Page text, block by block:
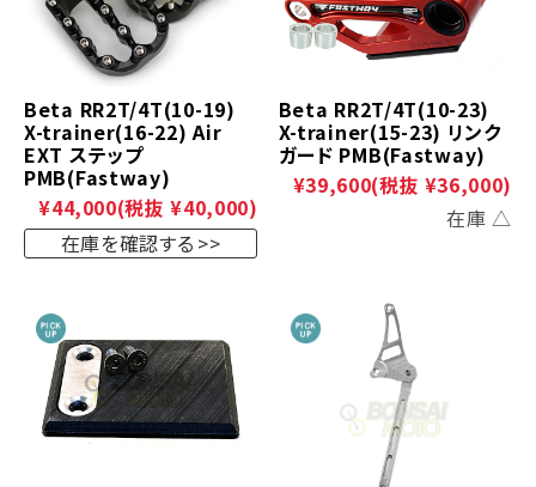
Beta RR2T/4T(10-19)
X-trainer(16-22) Air
EXT ステップ
PMB(Fastway)
¥44,000(税抜 ¥40,000)
在庫を確認する
Beta RR2T/4T(10-23)
X-trainer(15-23) リンク
ガード PMB(Fastway)
¥39,600(税抜 ¥36,000)
在庫 △